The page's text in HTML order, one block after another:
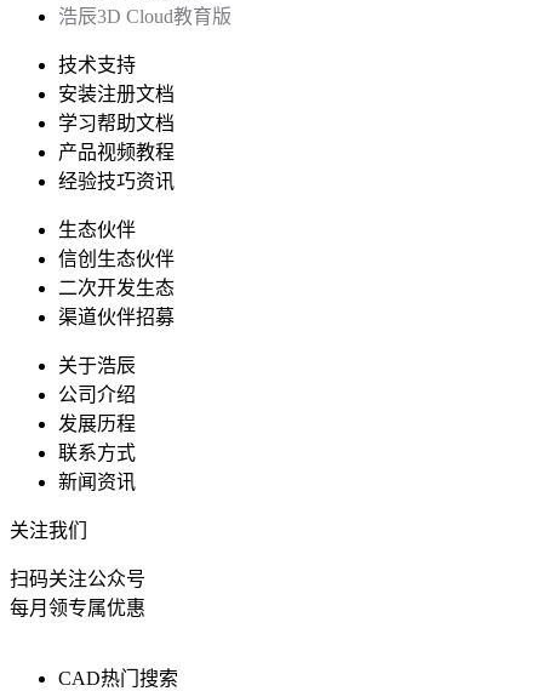
浩辰3D Cloud教育版
技术支持
安装注册文档
学习帮助文档
产品视频教程
经验技巧资讯
生态伙伴
信创生态伙伴
二次开发生态
渠道伙伴招募
关于浩辰
公司介绍
发展历程
联系方式
新闻资讯
关注我们
扫码关注公众号
每月领专属优惠
CAD热门搜索